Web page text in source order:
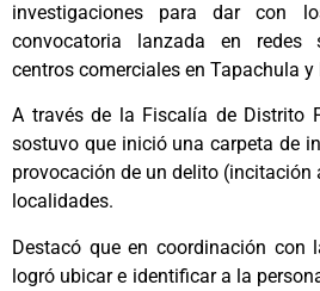
investigaciones para dar con
convocatoria lanzada en redes
centros comerciales en Tapachula y
A través de la Fiscalía de Distrito
sostuvo que inició una carpeta de
provocación de un delito
localidades.
Destacó que en coordinación con
logró ubicar e identificar a la